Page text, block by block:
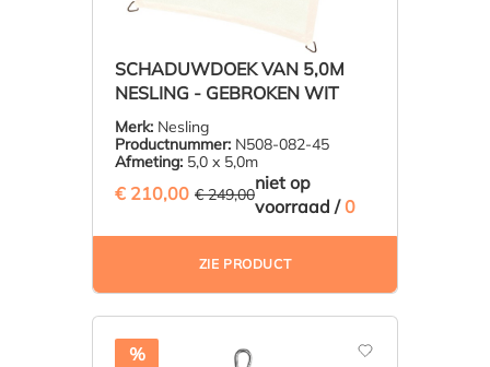
SCHADUWDOEK VAN 5,0M
NESLING - GEBROKEN WIT
Merk: Nesling
Productnummer: N508-082-45
Afmeting: 5,0 x 5,0m
€ 210,00 € 249,00(15.66% BESPAARD)
niet op
voorraad /0
ZIE PRODUCT
%